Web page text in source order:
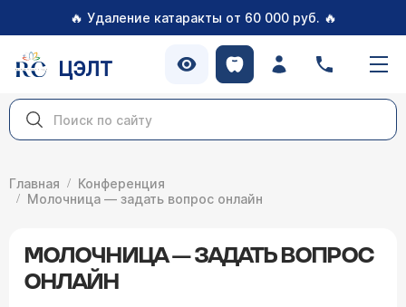
🔥 Удаление катаракты от 60 000 руб. 🔥
ЦЭЛТ
Главная
Конференция
Молочница — задать вопрос онлайн
МОЛОЧНИЦА — ЗАДАТЬ ВОПРОС
ОНЛАЙН